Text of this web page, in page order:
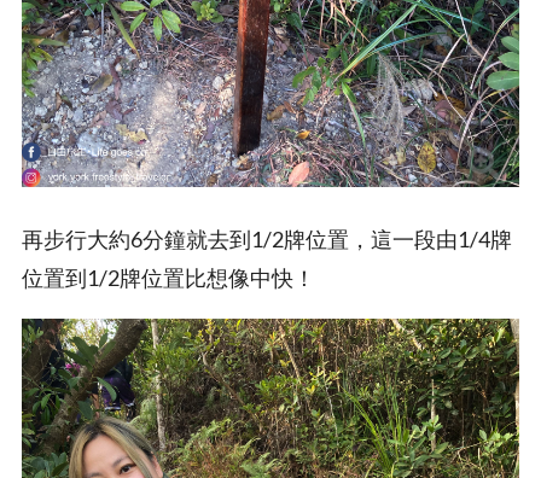
再步行大約6分鐘就去到1/2牌位置，這一段由1/4牌
位置到1/2牌位置比想像中快！